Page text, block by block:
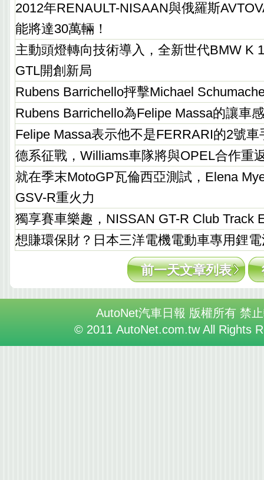
2012年RENAULT-NISAAN與俄羅斯
能將達30萬輛！
主動頭燈轉向技術導入，全新世代BMW K
GTL開創新局
Rubens Barrichello抨擊Michael
Rubens Barrichello為Felipe Massa的讓車
Felipe Massa表示他不是FERRARI的2號車
德系征戰，Williams車隊將與OPEL合作重
就在季末MotoGP瓦倫西亞測試，Elena
GSV-R重火力
獨享賽車樂趣，NISSAN GT-R Club Track
想賺環保財？日本三洋電機電動車專用鋰
前一天文章列表
AutoNet汽車日報 版權所有 禁
© 2011 AutoNet.com.tw All Rights